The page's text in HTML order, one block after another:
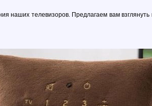
наших телевизоров. Предлагаем вам